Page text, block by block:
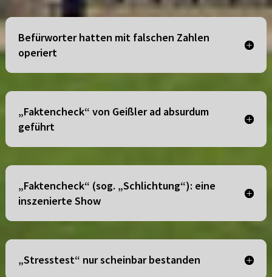
Befürworter hatten mit falschen Zahlen
operiert
„Faktencheck“ von Geißler ad absurdum
geführt
„Faktencheck“ (sog. „Schlichtung“): eine
inszenierte Show
„Stresstest“ nur scheinbar bestanden